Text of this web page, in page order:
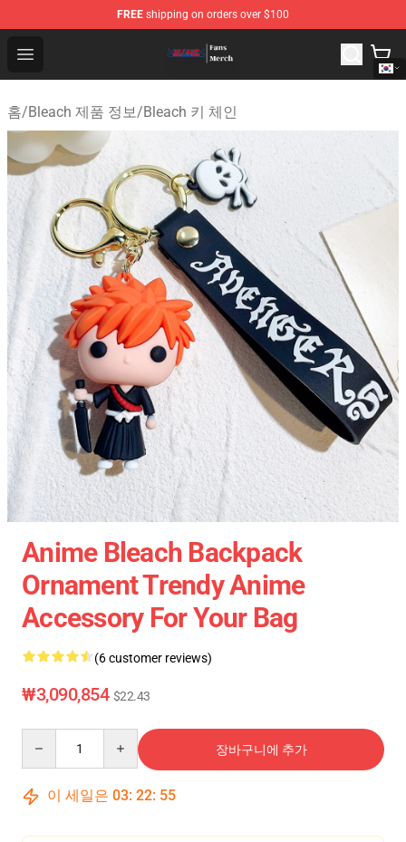
FREE shipping on orders over $100
Open menu
Bleach Store - Official Bleach Merchandise Shop
홈/Bleach 제품 정보/Bleach 키 체인
Anime Bleach Backpack
Ornament Trendy Anime
Accessory For Your Bag
(6 customer reviews)
₩3,090,854 $22.43
장바구니에 추가
이 세일은 03: 22: 54